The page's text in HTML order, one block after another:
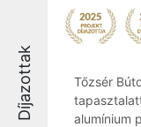
Díjazottak
Tőzsér
alumínium